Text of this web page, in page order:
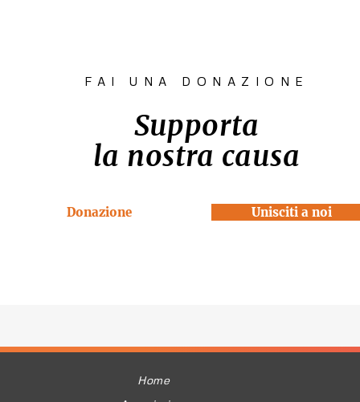
FAI UNA DONAZIONE
Supporta
la nostra causa
Donazione Unisciti a noi
Home